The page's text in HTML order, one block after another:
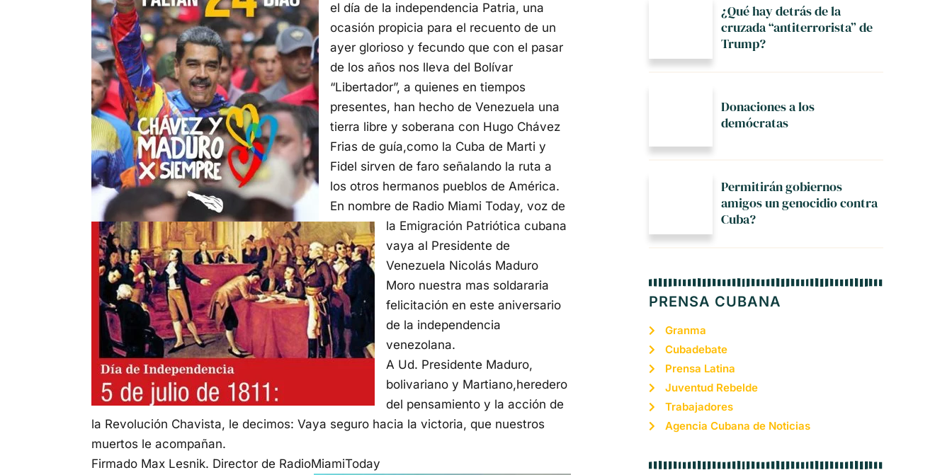
el día de la independencia Patria, una
ocasión propicia para el recuento de un
ayer glorioso y fecundo que con el pasar
de los años nos lleva del Bolívar
“Libertador”, a quienes en tiempos
presentes, han hecho de Venezuela una
tierra libre y soberana con Hugo Chávez
Frias de guía,como la Cuba de Marti y
Fidel sirven de faro señalando la ruta a
los otros hermanos pueblos de América.
En nombre de Radio Miami Today, voz de
la Emigración Patriótica cubana
vaya al Presidente de
Venezuela Nicolás Maduro
Moro nuestra mas soldararia
felicitación en este aniversario
de la independencia
venezolana.
A Ud. Presidente Maduro,
bolivariano y Martiano,heredero
del pensamiento y la acción de
la Revolución Chavista, le decimos: Vaya seguro hacia la victoria, que nuestros
muertos le acompañan.
Firmado Max Lesnik. Director de RadioMiamiToday
¿Qué hay detrás de la
cruzada “antiterrorista” de
Trump?
Donaciones a los
demócratas
Permitirán gobiernos
amigos un genocidio contra
Cuba?
PRENSA CUBANA
Granma
Cubadebate
Prensa Latina
Juventud Rebelde
Trabajadores
Agencia Cubana de Noticias